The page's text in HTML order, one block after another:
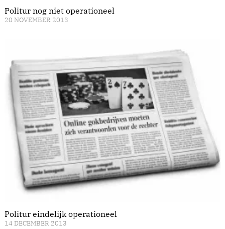
Politur nog niet operationeel
20 NOVEMBER 2013
Politur eindelijk operationeel
14 DECEMBER 2013